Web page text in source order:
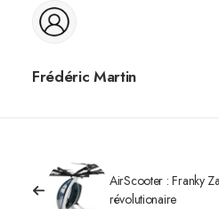
Frédéric Martin
AirScooter : Franky
révolutionaire